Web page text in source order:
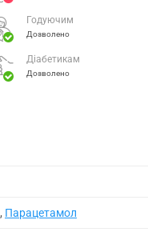
Годуючим
Дозволено
Діабетикам
Дозволено
, Парацетамол